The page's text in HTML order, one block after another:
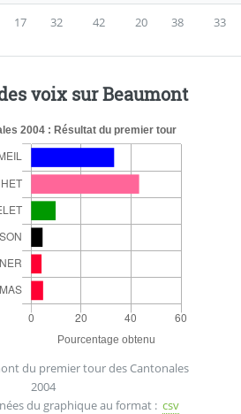
17 32 42 20 38 33
voix sur Beaumont
2004 : Résultat du premier tour
du premier tour des Cantonales
2004
csv